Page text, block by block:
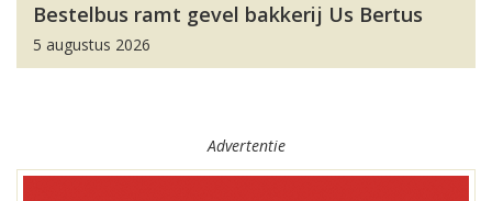
Bestelbus ramt gevel bakkerij Us Bertus
5 augustus 2026
Advertentie